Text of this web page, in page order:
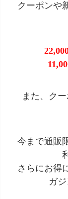
クーポンや
また、ク
今まで通販
さらにお得
ガ